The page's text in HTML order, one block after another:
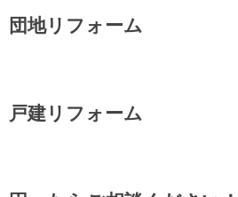
団地リフォーム
戸建リフォーム